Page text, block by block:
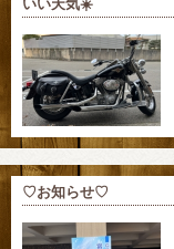
いい天気☀️
♡お知らせ♡